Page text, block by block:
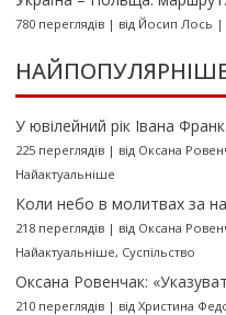
780 переглядів| від Йосип Лось |
У ювілейний рік Івана
225 переглядів| від Оксана
Найактуальніше
Коли небо в молитвах за
218 переглядів| від Оксана
Найактуальніше, Суспільство
Оксана Ровенчак:
210 переглядів| від Христина